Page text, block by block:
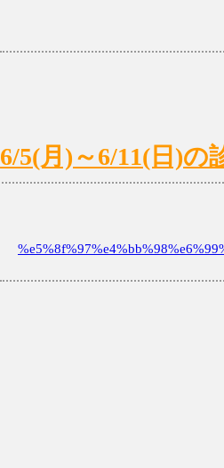
6/5(月)～6/11(日)